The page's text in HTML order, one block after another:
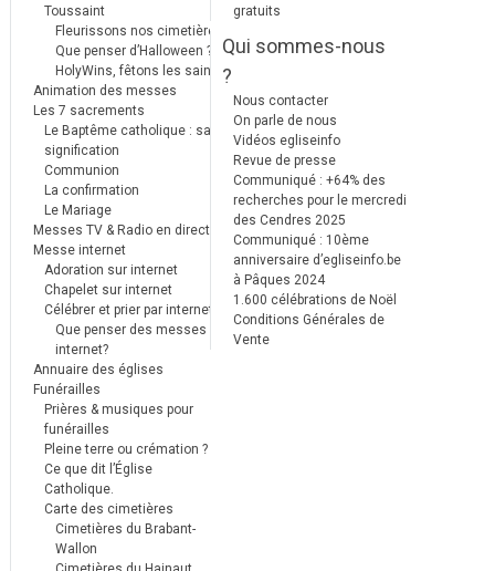
Toussaint
Fleurissons nos cimetières
Que penser d’Halloween ?
HolyWins, fêtons les saints !
Animation des messes
Les 7 sacrements
Le Baptême catholique : sa
signification
Communion
La confirmation
Le Mariage
Messes TV & Radio en direct
Messe internet
Adoration sur internet
Chapelet sur internet
Célébrer et prier par internet
Que penser des messes
internet?
Annuaire des églises
Funérailles
Prières & musiques pour
funérailles
Pleine terre ou crémation ?
Ce que dit l’Église
Catholique.
Carte des cimetières
Cimetières du Brabant-
Wallon
gratuits
Qui sommes-nous
?
Nous contacter
On parle de nous
Vidéos egliseinfo
Revue de presse
Communiqué : +64% des
recherches pour le mercredi
des Cendres 2025
Communiqué : 10ème
anniversaire d’egliseinfo.be
à Pâques 2024
1.600 célébrations de Noël
Conditions Générales de
Vente